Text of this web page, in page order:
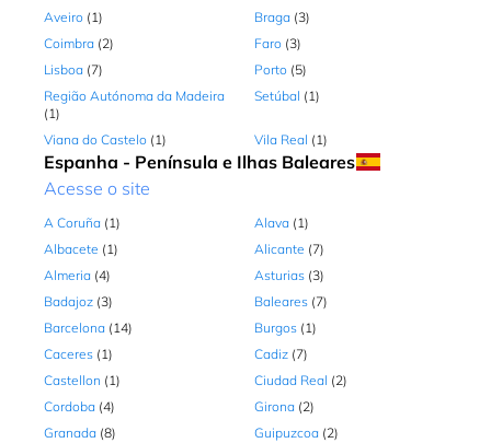
Região Autónoma da Madeira, 09004-568,
Portugal
Aberto S - Dom: 10:00 - 23:00 Como chegar
FORUM ALGARVE
Centro Comercial Forum Algarve, N125 Km
103 loja 1.22 A, Faro, Faro, 8009-126,
Aberto S - Dom: 10:00 - 23:00 Como chegar
C.C Algarve Shopping, Caminho dos
Álamos, nº2389 Local 0.117 Lote, Guia -
Albufeira, Faro, 8200-425, Portugal
Aberto S - Dom: 10:00 - 23:00 Como chegar
Aveiro (1) Braga (3)
Coimbra (2) Faro (3)
Lisboa (7) Porto (5)
Região Autónoma da Madeira
(1)
Setúbal (1)
Viana do Castelo (1) Vila Real (1)
Espanha - Península e Ilhas Baleares
Acesse o site
A Coruña (1) Alava (1)
Albacete (1) Alicante (7)
Almeria (4) Asturias (3)
Badajoz (3) Baleares (7)
Barcelona (14) Burgos (1)
Caceres (1) Cadiz (7)
Castellon (1) Ciudad Real (2)
Cordoba (4) Girona (2)
Granada (8) Guipuzcoa (2)